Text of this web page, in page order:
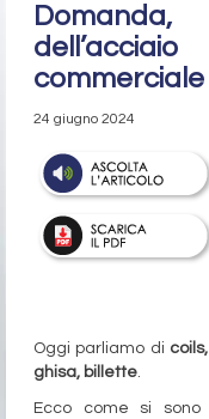
24 giugno 2024
Oggi parliamo di
ghisa, billette.
Ecco come si